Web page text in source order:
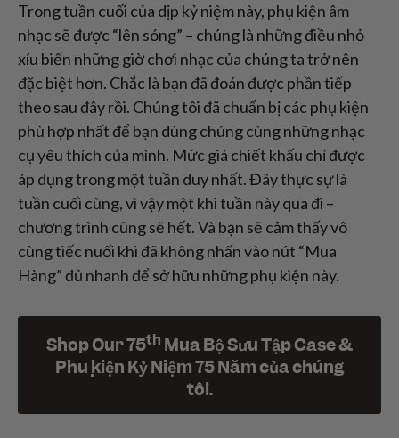
Trong tuần cuối của dịp kỷ niệm này, phụ kiện âm
nhạc sẽ được “lên sóng” – chúng là những điều nhỏ
xíu biến những giờ chơi nhạc của chúng ta trở nên
đặc biệt hơn. Chắc là bạn đã đoán được phần tiếp
theo sau đây rồi. Chúng tôi đã chuẩn bị các phụ kiện
phù hợp nhất để bạn dùng chúng cùng những nhạc
cụ yêu thích của mình. Mức giá chiết khấu chỉ được
áp dụng trong một tuần duy nhất. Đây thực sự là
tuần cuối cùng, vì vậy một khi tuần này qua đi –
chương trình cũng sẽ hết. Và bạn sẽ cảm thấy vô
cùng tiếc nuối khi đã không nhấn vào nút “Mua
Hàng” đủ nhanh để sở hữu những phụ kiện này.
Shop Our 75th Mua Bộ Sưu Tập Case &
Phụ kiện Kỷ Niệm 75 Năm của chúng
tôi.